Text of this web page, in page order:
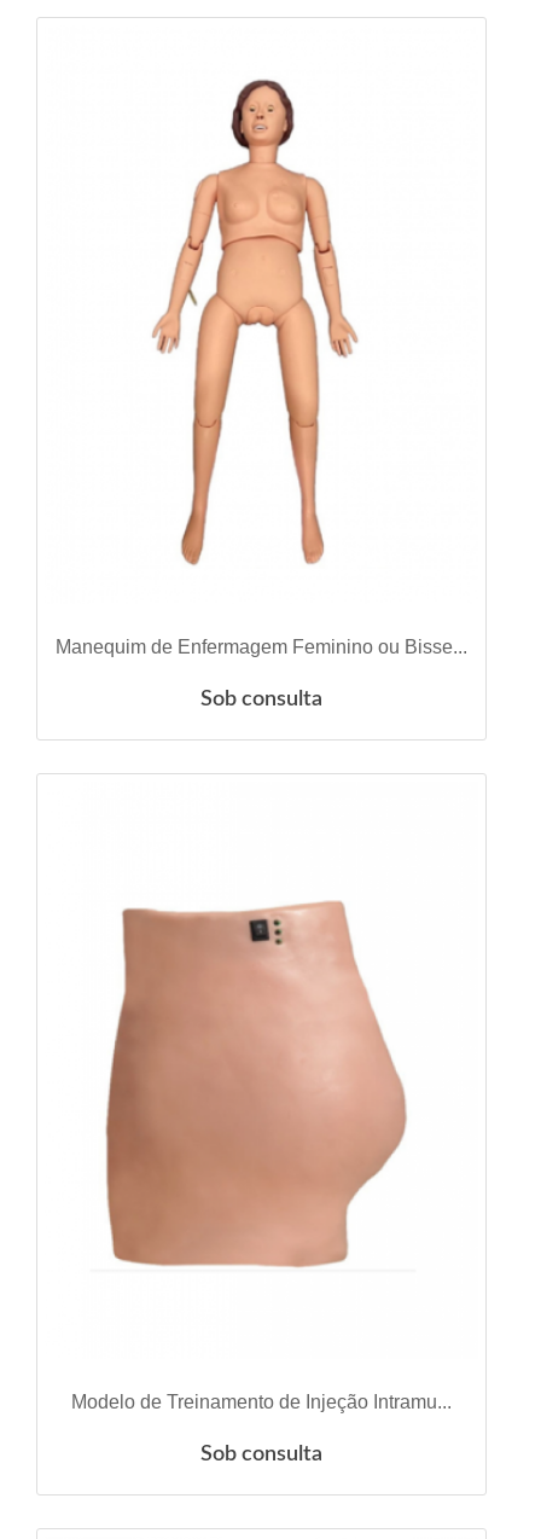
VER DETALHES
Manequim de Enfermagem Feminino ou Bisse...
Sob consulta
VER DETALHES
Modelo de Treinamento de Injeção Intramu...
Sob consulta